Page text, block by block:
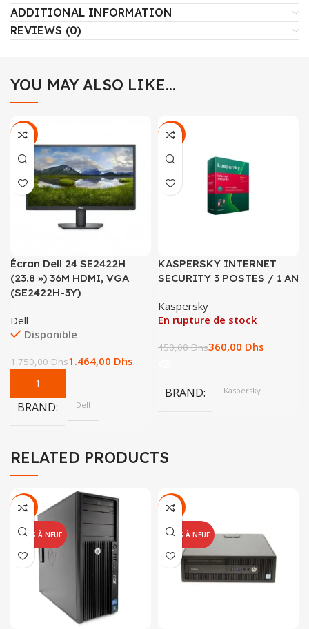
ADDITIONAL INFORMATION
REVIEWS (0)
YOU MAY ALSO LIKE…
-16%
Écran Dell 24 SE2422H
(23.8 ») 36M HDMI, VGA
(SE2422H-3Y)
Dell
Disponible
1.750,00Dhs1.464,00 Dhs
BRAND Dell
-20%
KASPERSKY INTERNET
SECURITY 3 POSTES / 1 AN
Kaspersky
En rupture de stock
450,00Dhs360,00 Dhs
BRAND Kaspersky
RELATED PRODUCTS
-22%
REMIS À NEUF
-25%
REMIS À NEUF